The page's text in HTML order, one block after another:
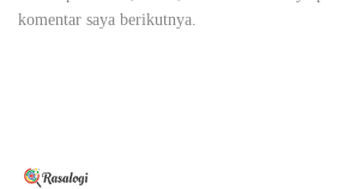
komentar saya berikutnya.